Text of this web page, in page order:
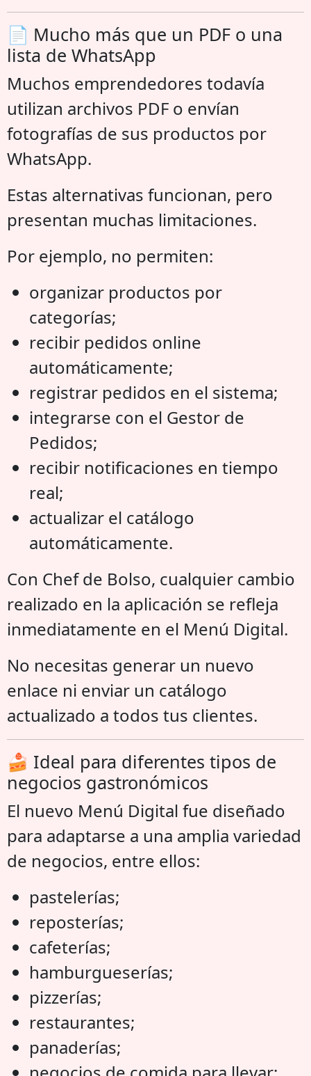
📄 Mucho más que un PDF o una
lista de WhatsApp
Muchos emprendedores todavía
utilizan archivos PDF o envían
fotografías de sus productos por
WhatsApp.
Estas alternativas funcionan, pero
presentan muchas limitaciones.
Por ejemplo, no permiten:
organizar productos por
categorías;
recibir pedidos online
automáticamente;
registrar pedidos en el sistema;
integrarse con el Gestor de
Pedidos;
recibir notificaciones en tiempo
real;
actualizar el catálogo
automáticamente.
Con Chef de Bolso, cualquier cambio
realizado en la aplicación se refleja
inmediatamente en el Menú Digital.
No necesitas generar un nuevo
enlace ni enviar un catálogo
actualizado a todos tus clientes.
🍰 Ideal para diferentes tipos de
negocios gastronómicos
El nuevo Menú Digital fue diseñado
para adaptarse a una amplia variedad
de negocios, entre ellos:
pastelerías;
reposterías;
cafeterías;
hamburgueserías;
pizzerías;
restaurantes;
panaderías;